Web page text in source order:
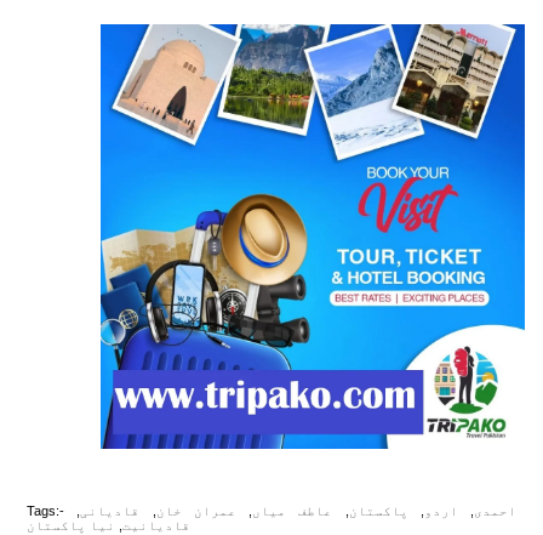
Tags:- احمدی اردو پاکستان عاطف میاں عمران خان قادیانی
قادیانیت
نیا پاکستان